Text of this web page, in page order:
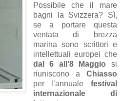
Possibile che il mare
bagni la Svizzera? Sì,
se a portare questa
ventata di brezza
marina sono scrittori e
intellettuali europei che
dal 6 all’8 Maggio si
riuniscono a Chiasso
per l’annuale festival
internazionale di